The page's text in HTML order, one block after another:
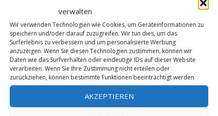
verwalten
Wir verwenden Technologien wie Cookies, um Geräteinformationen zu
speichern und/oder darauf zuzugreifen. Wir tun dies, um das
Surferlebnis zu verbessern und um personalisierte Werbung
anzuzeigen. Wenn Sie diesen Technologien zustimmen, können wir
Daten wie das Surfverhalten oder eindeutige IDs auf dieser Website
verarbeiten. Wenn Sie Ihre Zustimmung nicht erteilen oder
zurückziehen, können bestimmte Funktionen beeinträchtigt werden.
AKZEPTIEREN
Plata, Palena Province, Northern
Patagonia, Chile
1. April 2020